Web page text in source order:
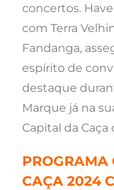
concertos.
com Terra
Fandanga,
espírito de
destaque
Marque já na
Capital da
PROGRAMA
CAÇA 2024